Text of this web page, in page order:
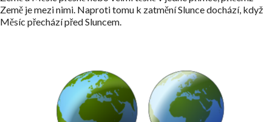
Země je mezi nimi. Naproti tomu k zatmění Slunce dochází, když
Měsíc přechází před Sluncem.